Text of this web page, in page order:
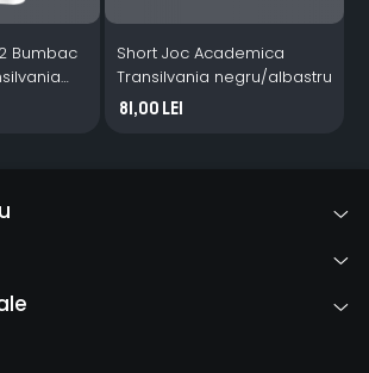
Bumbac
Short Joc Academica
Transilvania negru/albastru
81,00 Lei